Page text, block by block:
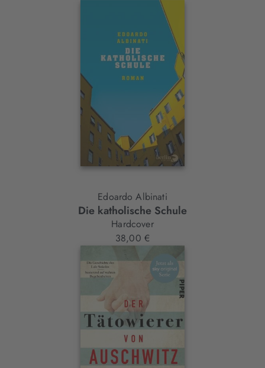
Edoardo Albinati
Die katholische Schule
Hardcover
38,00 €